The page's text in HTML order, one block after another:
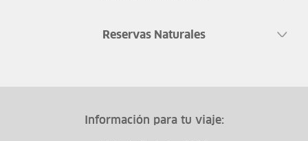
Reservas Naturales
Información para tu viaje: